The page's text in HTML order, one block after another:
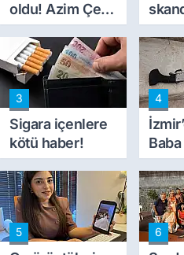
oldu! Azim Çelik
inşaat mağduru
ilk kez konuştu
de
3
Sigara içenlere
kötü haber!
4
5 6